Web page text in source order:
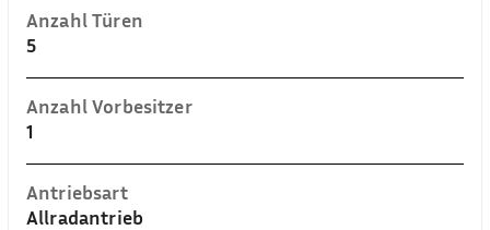
Anzahl Türen
5
Anzahl Vorbesitzer
1
Antriebsart
Allradantrieb